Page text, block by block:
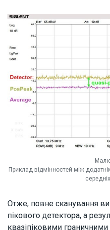
Приклад відмінностей між
Отже, повне сканування
пікового детектора, а
квазіпіковими